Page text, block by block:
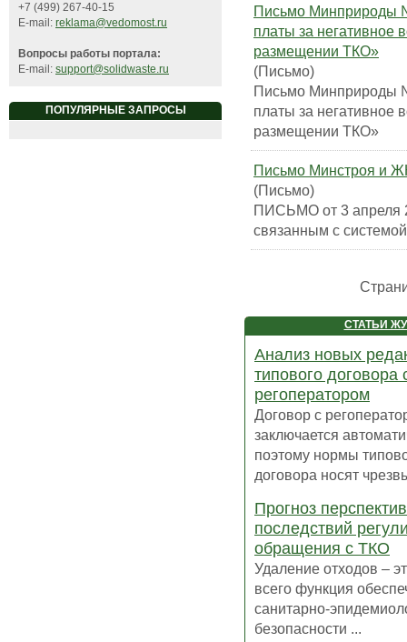
+7 (499) 267-40-15
E-mail: reklama@vedomost.ru
Вопросы работы портала:
E-mail: support@solidwaste.ru
ПОПУЛЯРНЫЕ ЗАПРОСЫ
Письмо Минприроды
платы за негативное
размещении ТКО»
(Письмо)
Письмо Минприроды
платы за негативное
размещении ТКО»
Письмо Минстроя и
(Письмо)
ПИСЬМО от 3 апреля
связанным с
СТАТЬИ
Анализ новых
типового договора
регоператором
Договор с
заключается
поэтому нормы
договора носят
Прогноз
последствий
обращения с ТКО
Удаление отходов –
всего функция
санитарно-
безопасности ...